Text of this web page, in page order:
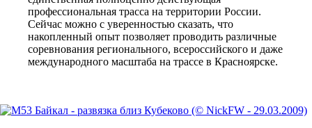
профессиональная трасса на территории России.
Сейчас можно с уверенностью сказать, что
накопленный опыт позволяет проводить различные
соревнования регионального, всероссийского и даже
международного масштаба на трассе в Красноярске.